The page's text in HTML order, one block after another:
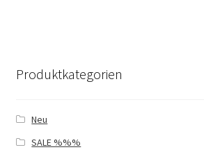
Produktkategorien
Neu
SALE %%%